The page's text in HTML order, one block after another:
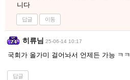
니다
답글 이동
히류님 25-06-14 10:17
국회가 올가미 걸어놔서 언제든 가능 ㅋㅋ
답글